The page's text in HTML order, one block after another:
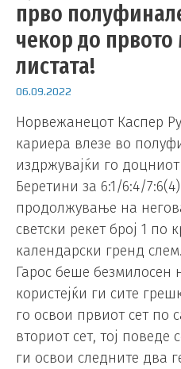
прво
чекор до првото
листата!
06.09.2022
Норвежанецот Каспер
кариера влезе во
издржувајќи го
Беретини за 6:1/6:4/
продолжување на
светски рекет број 1 по
календарски гренд
Гарос беше безмилосен
користејќи ги сите
го освои првиот сет по
вториот сет, тој поведе
ги освои следните два